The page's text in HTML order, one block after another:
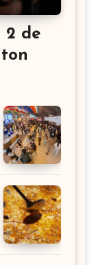
2 de